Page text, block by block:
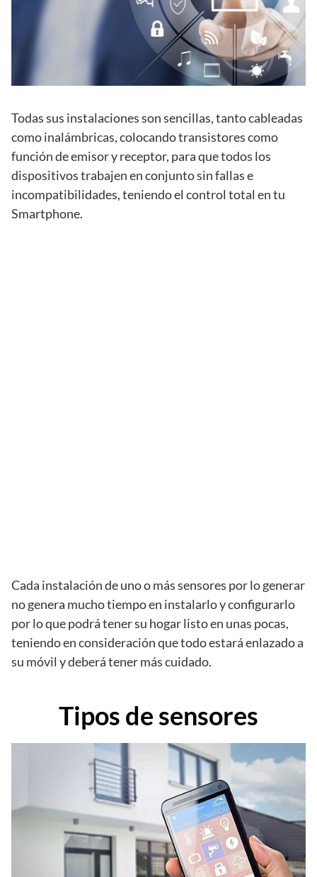
Todas sus instalaciones son sencillas, tanto cableadas
como inalámbricas, colocando transistores como
función de emisor y receptor, para que todos los
dispositivos trabajen en conjunto sin fallas e
incompatibilidades, teniendo el control total en tu
Smartphone.
Cada instalación de uno o más sensores por lo generar
no genera mucho tiempo en instalarlo y configurarlo
por lo que podrá tener su hogar listo en unas pocas,
teniendo en consideración que todo estará enlazado a
su móvil y deberá tener más cuidado.
Tipos de sensores